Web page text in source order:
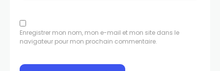
Enregistrer mon nom, mon e-mail et mon site dans le
navigateur pour mon prochain commentaire.